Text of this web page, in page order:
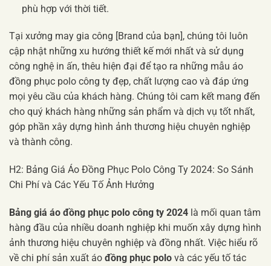
phù hợp với thời tiết.
Tại xưởng may gia công [Brand của bạn], chúng tôi luôn
cập nhật những xu hướng thiết kế mới nhất và sử dụng
công nghệ in ấn, thêu hiện đại để tạo ra những mẫu áo
đồng phục polo công ty đẹp, chất lượng cao và đáp ứng
mọi yêu cầu của khách hàng. Chúng tôi cam kết mang đến
cho quý khách hàng những sản phẩm và dịch vụ tốt nhất,
góp phần xây dựng hình ảnh thương hiệu chuyên nghiệp
và thành công.
H2: Bảng Giá Áo Đồng Phục Polo Công Ty 2024: So Sánh
Chi Phí và Các Yếu Tố Ảnh Hưởng
Bảng giá áo đồng phục polo công ty 2024 là mối quan tâm
hàng đầu của nhiều doanh nghiệp khi muốn xây dựng hình
ảnh thương hiệu chuyên nghiệp và đồng nhất. Việc hiểu rõ
về chi phí sản xuất áo đồng phục polo và các yếu tố tác